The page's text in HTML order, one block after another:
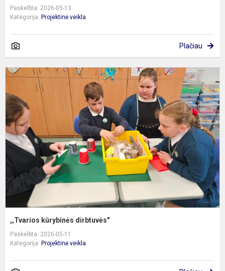
Paskelbta: 2026-05-13
Kategorija: Projektinė veikla
Plačiau
,,Tvarios kūrybinės dirbtuvės"
Paskelbta: 2026-05-11
Kategorija: Projektinė veikla